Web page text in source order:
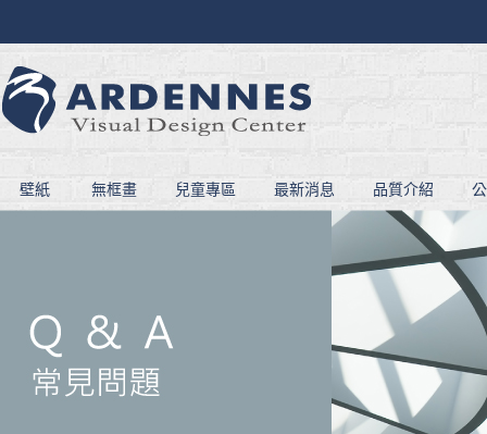
壁紙 無框畫 兒童專區 最新消息 品質介紹